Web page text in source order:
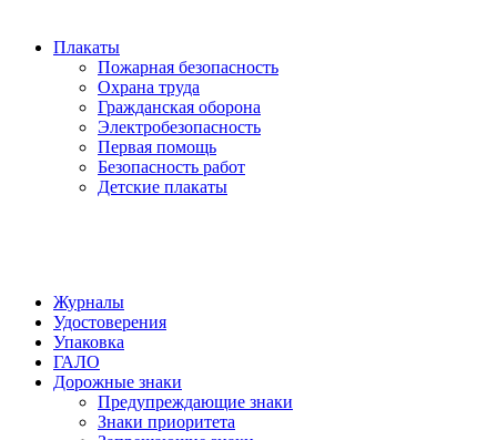
Плакаты
Пожарная безопасность
Охрана труда
Гражданская оборона
Электробезопасность
Первая помощь
Безопасность работ
Детские плакаты
Журналы
Удостоверения
Упаковка
ГАЛО
Дорожные знаки
Предупреждающие знаки
Знаки приоритета